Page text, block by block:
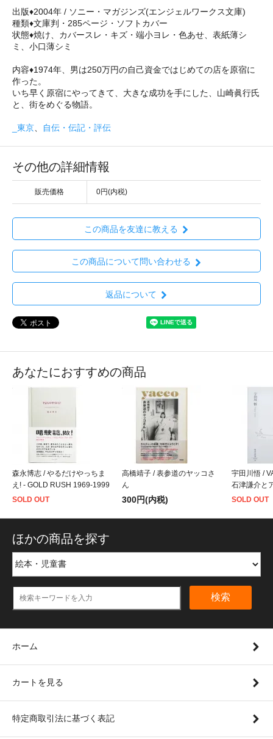
出版♦2004年 / ソニー・マガジンズ(エンジェルワークス文庫)
種類♦文庫判・285ページ・ソフトカバー
状態♦焼け、カバースレ・キズ・端小ヨレ・色あせ、表紙薄シ
ミ、小口薄シミ
内容♦1974年、男は250万円の自己資金ではじめての店を原宿に
作った。
いち早く原宿にやってきて、大きな成功を手にした、山崎眞行氏
と、街をめぐる物語。
_東京 自伝・伝記・評伝
その他の詳細情報
販売価格 0円(内税)
この商品を友達に教える
この商品について問い合わせる
返品について
あなたにおすすめの商品
森永博志 / やるだけやっちま
え! - GOLD RUSH 1969‐1999
SOLD OUT
高橋靖子 / 表参道のヤッコさ
ん
300円(内税)
宇田川悟 /
石津謙介と
SOLD OUT
ほかの商品を探す
検索
ホーム
カートを見る
特定商取引法に基づく表記